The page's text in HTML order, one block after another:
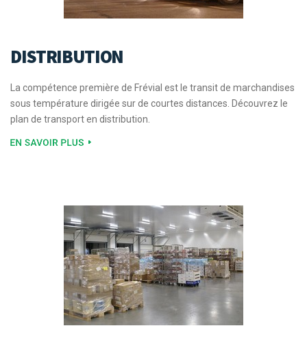
DISTRIBUTION
La compétence première de Frévial est le transit de marchandises
sous température dirigée sur de courtes distances. Découvrez le
plan de transport en distribution.